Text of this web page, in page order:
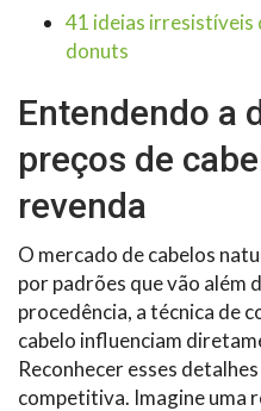
41 ideias irresistíveis
donuts
Entendendo a
preços de
revenda
O mercado de cabelos
por padrões que vão além
procedência, a técnica de
cabelo influenciam
Reconhecer esses
competitiva. Imagine uma